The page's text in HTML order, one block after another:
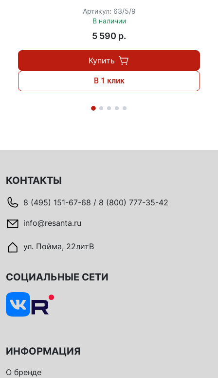
Артикул: 63/5/9
В наличии
5 590 p.
Купить
В 1 клик
КОНТАКТЫ
8 (495) 151-67-68 / 8 (800) 777-35-42
info@resanta.ru
ул. Пойма, 22литВ
ИНФОРМАЦИЯ
О бренде
СОЦИАЛЬНЫЕ СЕТИ